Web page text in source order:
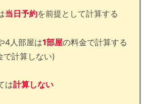
当日予約を前提として計算する
4人部屋は1部屋の料金で計算する
で計算しない)
は計算しない